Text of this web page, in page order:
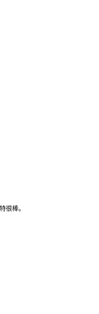
很棒。